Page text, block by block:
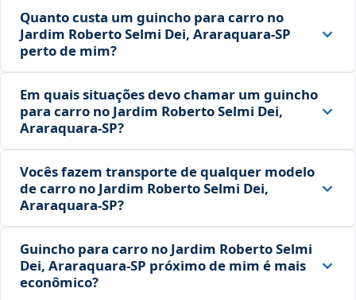
Quanto custa um guincho para carro no
Jardim Roberto Selmi Dei, Araraquara‑SP
perto de mim?
Em quais situações devo chamar um guincho
para carro no Jardim Roberto Selmi Dei,
Araraquara‑SP?
Vocês fazem transporte de qualquer modelo
de carro no Jardim Roberto Selmi Dei,
Araraquara‑SP?
Guincho para carro no Jardim Roberto Selmi
Dei, Araraquara‑SP próximo de mim é mais
econômico?